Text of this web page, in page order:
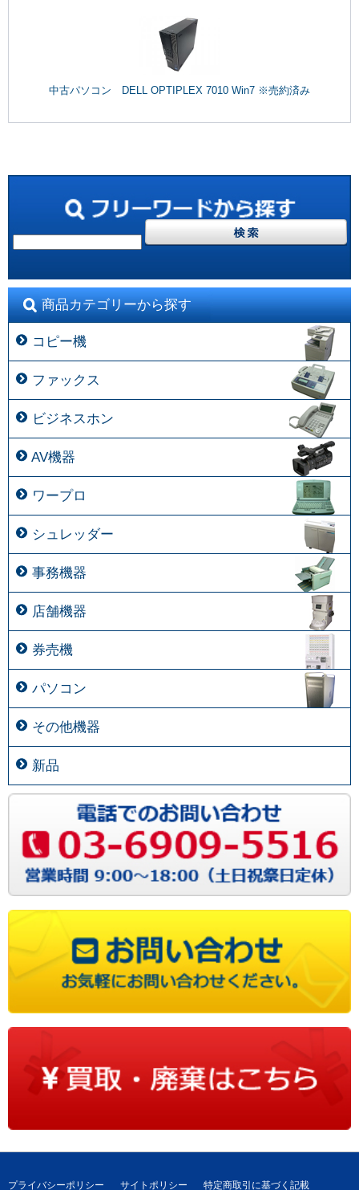
中古パソコン DELL OPTIPLEX 7010 Win7 ※売約済み
商品カテゴリーから探す
コピー機
ファックス
ビジネスホン
AV機器
ワープロ
シュレッダー
事務機器
店舗機器
券売機
パソコン
その他機器
新品
プライバシーポリシー サイトポリシー 特定商取引に基づく記載